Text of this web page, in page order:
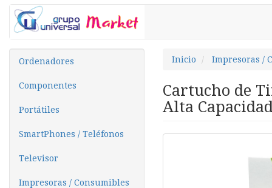
Ordenadores
Componentes
Portátiles
SmartPhones / Teléfonos
Televisor
Impresoras / Consumibles
Inicio Impresoras /
Cartucho de
Alta